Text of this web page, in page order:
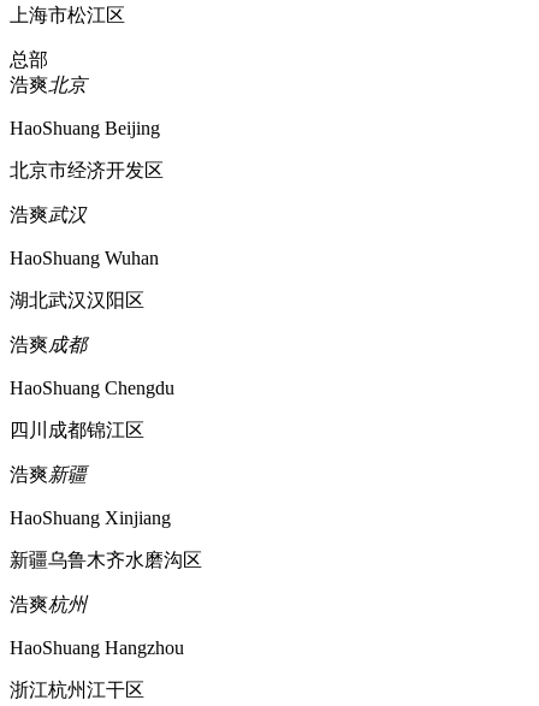
上海市松江区
总部
浩爽北京
HaoShuang Beijing
北京市经济开发区
浩爽武汉
HaoShuang Wuhan
湖北武汉汉阳区
浩爽成都
HaoShuang Chengdu
四川成都锦江区
浩爽新疆
HaoShuang Xinjiang
新疆乌鲁木齐水磨沟区
浩爽杭州
HaoShuang Hangzhou
浙江杭州江干区